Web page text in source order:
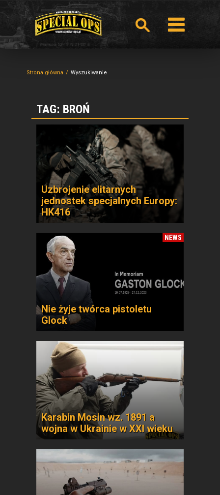
Strona główna Wyszukiwanie
TAG: BROŃ
Uzbrojenie elitarnych
jednostek specjalnych Europy:
HK416
NEWS
Nie żyje twórca pistoletu
Glock
Karabin Mosin wz. 1891 a
wojna w Ukrainie w XXI wieku